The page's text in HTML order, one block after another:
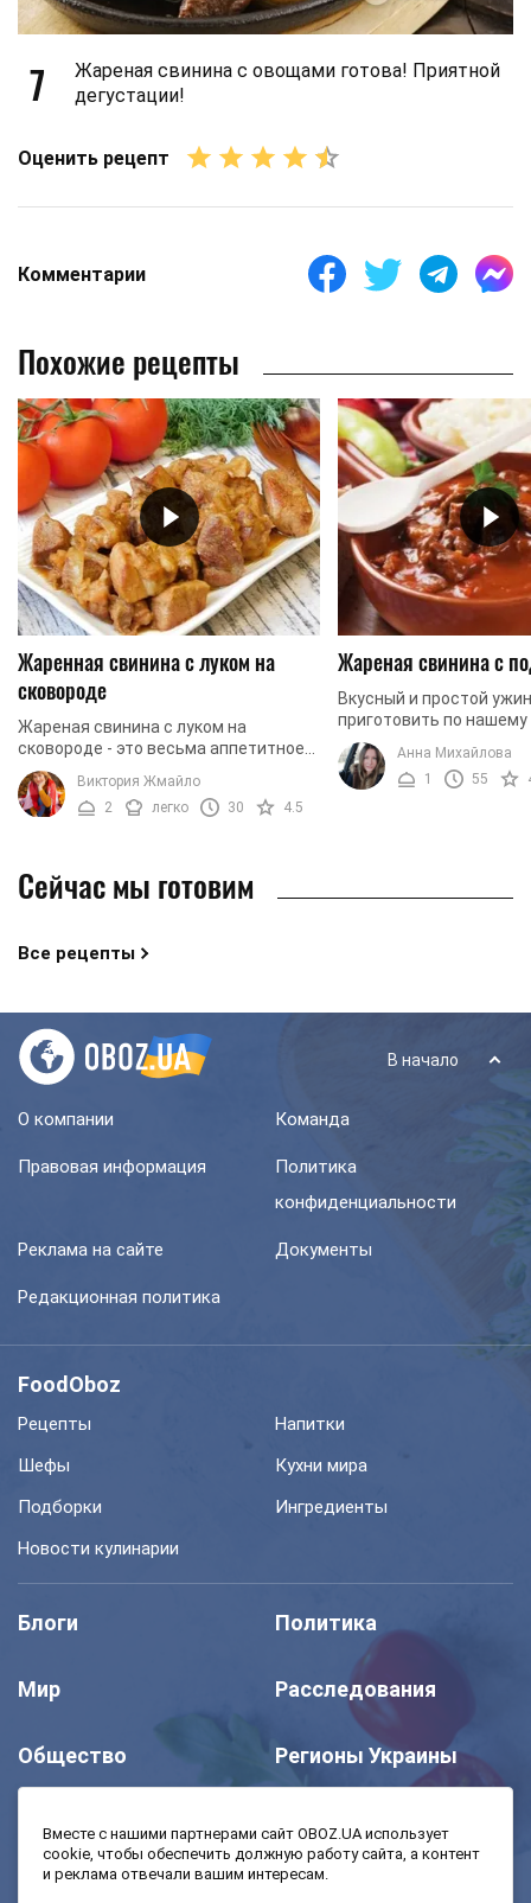
7
Жареная свинина с овощами готова! Приятной
дегустации!
Оценить рецепт
Комментарии
Похожие рецепты
Жаренная свинина с луком на
сковороде
Жареная свинина с луком на
сковороде - это весьма аппетитное
блюдо. Нежное мясо, приготовленное
со специями и луком, получается
ароматным, с красивой ...
Виктория Жмайло
2
легко 30 4.5
Жареная свинина с
Вкусный и простой
приготовить по нашему
Жареная свинина с
отлично сочетается с
салатами из свежих
Анна Михайлова
1
55
Сейчас мы готовим
Все рецепты
В начало
О компании Команда
Правовая информация
Политика
конфиденциальности
Реклама на сайте Документы
Редакционная политика
FoodOboz
Рецепты
Напитки
Шефы
Кухни мира
Подборки
Ингредиенты
Новости кулинарии
Блоги Политика
Мир Расследования
Общество Регионы Украины
Моя школа Авто
Вместе с нашими партнерами сайт OBOZ.UA использует
cookie, чтобы обеспечить должную работу сайта, а контент
и реклама отвечали вашим интересам.